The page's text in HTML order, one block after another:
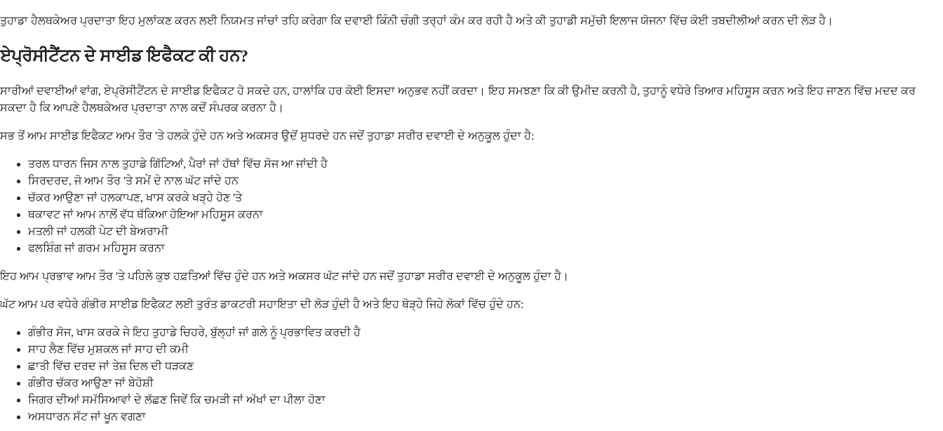
ਤੁਹਾਡਾ ਹੈਲਥਕੇਅਰ ਪ੍ਰਦਾਤਾ ਇਹ ਮੁਲਾਂਕਣ ਕਰਨ ਲਈ ਨਿਯਮਤ ਜਾਂਚਾਂ ਤਹਿ ਕਰੇਗਾ ਕਿ ਦਵਾਈ ਕਿੰਨੀ ਚੰਗੀ ਤਰ੍ਹਾਂ ਕੰਮ ਕਰ ਰਹੀ ਹੈ ਅਤੇ ਕੀ ਤੁਹਾਡੀ ਸਮੁੱਚੀ ਇਲਾਜ ਯੋਜਨਾ ਵਿੱਚ ਕੋਈ ਤਬਦੀਲੀਆਂ ਕਰਨ ਦੀ ਲੋੜ ਹੈ।
ਏਪ੍ਰੋਸੀਟੈਂਟਨ ਦੇ ਸਾਈਡ ਇਫੈਕਟ ਕੀ ਹਨ?
ਸਾਰੀਆਂ ਦਵਾਈਆਂ ਵਾਂਗ, ਏਪ੍ਰੋਸੀਟੈਂਟਨ ਦੇ ਸਾਈਡ ਇਫੈਕਟ ਹੋ ਸਕਦੇ ਹਨ, ਹਾਲਾਂਕਿ ਹਰ ਕੋਈ ਇਸਦਾ ਅਨੁਭਵ ਨਹੀਂ ਕਰਦਾ। ਇਹ ਸਮਝਣਾ ਕਿ ਕੀ ਉਮੀਦ ਕਰਨੀ ਹੈ, ਤੁਹਾਨੂੰ ਵਧੇਰੇ ਤਿਆਰ ਮਹਿਸੂਸ ਕਰਨ ਅਤੇ ਇਹ ਜਾਣਨ ਵਿੱਚ ਮਦਦ ਕਰ
ਸਕਦਾ ਹੈ ਕਿ ਆਪਣੇ ਹੈਲਥਕੇਅਰ ਪ੍ਰਦਾਤਾ ਨਾਲ ਕਦੋਂ ਸੰਪਰਕ ਕਰਨਾ ਹੈ।
ਸਭ ਤੋਂ ਆਮ ਸਾਈਡ ਇਫੈਕਟ ਆਮ ਤੌਰ 'ਤੇ ਹਲਕੇ ਹੁੰਦੇ ਹਨ ਅਤੇ ਅਕਸਰ ਉਦੋਂ ਸੁਧਰਦੇ ਹਨ ਜਦੋਂ ਤੁਹਾਡਾ ਸਰੀਰ ਦਵਾਈ ਦੇ ਅਨੁਕੂਲ ਹੁੰਦਾ ਹੈ:
ਤਰਲ ਧਾਰਨ ਜਿਸ ਨਾਲ ਤੁਹਾਡੇ ਗਿੱਟਿਆਂ, ਪੈਰਾਂ ਜਾਂ ਹੱਥਾਂ ਵਿੱਚ ਸੋਜ ਆ ਜਾਂਦੀ ਹੈ
ਸਿਰਦਰਦ, ਜੋ ਆਮ ਤੌਰ 'ਤੇ ਸਮੇਂ ਦੇ ਨਾਲ ਘੱਟ ਜਾਂਦੇ ਹਨ
ਚੱਕਰ ਆਉਣਾ ਜਾਂ ਹਲਕਾਪਣ, ਖਾਸ ਕਰਕੇ ਖੜ੍ਹੇ ਹੋਣ 'ਤੇ
ਥਕਾਵਟ ਜਾਂ ਆਮ ਨਾਲੋਂ ਵੱਧ ਥੱਕਿਆ ਹੋਇਆ ਮਹਿਸੂਸ ਕਰਨਾ
ਮਤਲੀ ਜਾਂ ਹਲਕੀ ਪੇਟ ਦੀ ਬੇਅਰਾਮੀ
ਫਲਸ਼ਿੰਗ ਜਾਂ ਗਰਮ ਮਹਿਸੂਸ ਕਰਨਾ
ਇਹ ਆਮ ਪ੍ਰਭਾਵ ਆਮ ਤੌਰ 'ਤੇ ਪਹਿਲੇ ਕੁਝ ਹਫ਼ਤਿਆਂ ਵਿੱਚ ਹੁੰਦੇ ਹਨ ਅਤੇ ਅਕਸਰ ਘੱਟ ਜਾਂਦੇ ਹਨ ਜਦੋਂ ਤੁਹਾਡਾ ਸਰੀਰ ਦਵਾਈ ਦੇ ਅਨੁਕੂਲ ਹੁੰਦਾ ਹੈ।
ਘੱਟ ਆਮ ਪਰ ਵਧੇਰੇ ਗੰਭੀਰ ਸਾਈਡ ਇਫੈਕਟ ਲਈ ਤੁਰੰਤ ਡਾਕਟਰੀ ਸਹਾਇਤਾ ਦੀ ਲੋੜ ਹੁੰਦੀ ਹੈ ਅਤੇ ਇਹ ਥੋੜ੍ਹੇ ਜਿਹੇ ਲੋਕਾਂ ਵਿੱਚ ਹੁੰਦੇ ਹਨ:
ਗੰਭੀਰ ਸੋਜ, ਖਾਸ ਕਰਕੇ ਜੇ ਇਹ ਤੁਹਾਡੇ ਚਿਹਰੇ, ਬੁੱਲ੍ਹਾਂ ਜਾਂ ਗਲੇ ਨੂੰ ਪ੍ਰਭਾਵਿਤ ਕਰਦੀ ਹੈ
ਸਾਹ ਲੈਣ ਵਿੱਚ ਮੁਸ਼ਕਲ ਜਾਂ ਸਾਹ ਦੀ ਕਮੀ
ਛਾਤੀ ਵਿੱਚ ਦਰਦ ਜਾਂ ਤੇਜ਼ ਦਿਲ ਦੀ ਧੜਕਣ
ਗੰਭੀਰ ਚੱਕਰ ਆਉਣਾ ਜਾਂ ਬੇਹੋਸ਼ੀ
ਜਿਗਰ ਦੀਆਂ ਸਮੱਸਿਆਵਾਂ ਦੇ ਲੱਛਣ ਜਿਵੇਂ ਕਿ ਚਮੜੀ ਜਾਂ ਅੱਖਾਂ ਦਾ ਪੀਲਾ ਹੋਣਾ
ਅਸਧਾਰਨ ਸੱਟ ਜਾਂ ਖੂਨ ਵਗਣਾ